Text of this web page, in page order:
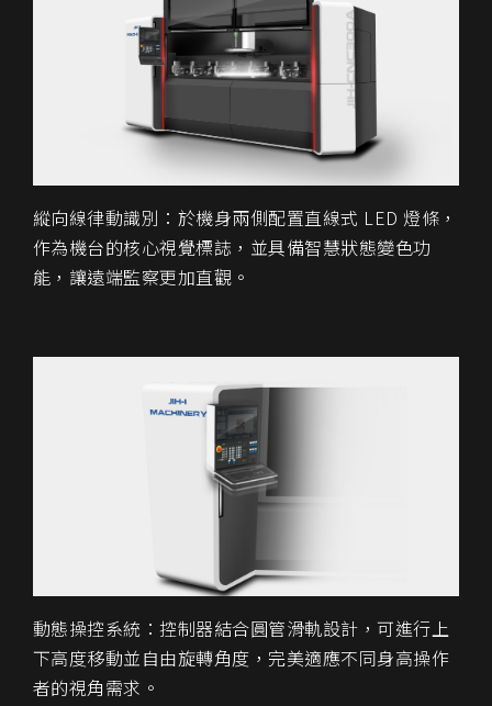
縱向線律動識別：於機身兩側配置直線式 LED 燈條，
作為機台的核心視覺標誌，並具備智慧狀態變色功
能，讓遠端監察更加直觀。
動態操控系統：控制器結合圓管滑軌設計，可進行上
下高度移動並自由旋轉角度，完美適應不同身高操作
者的視角需求。